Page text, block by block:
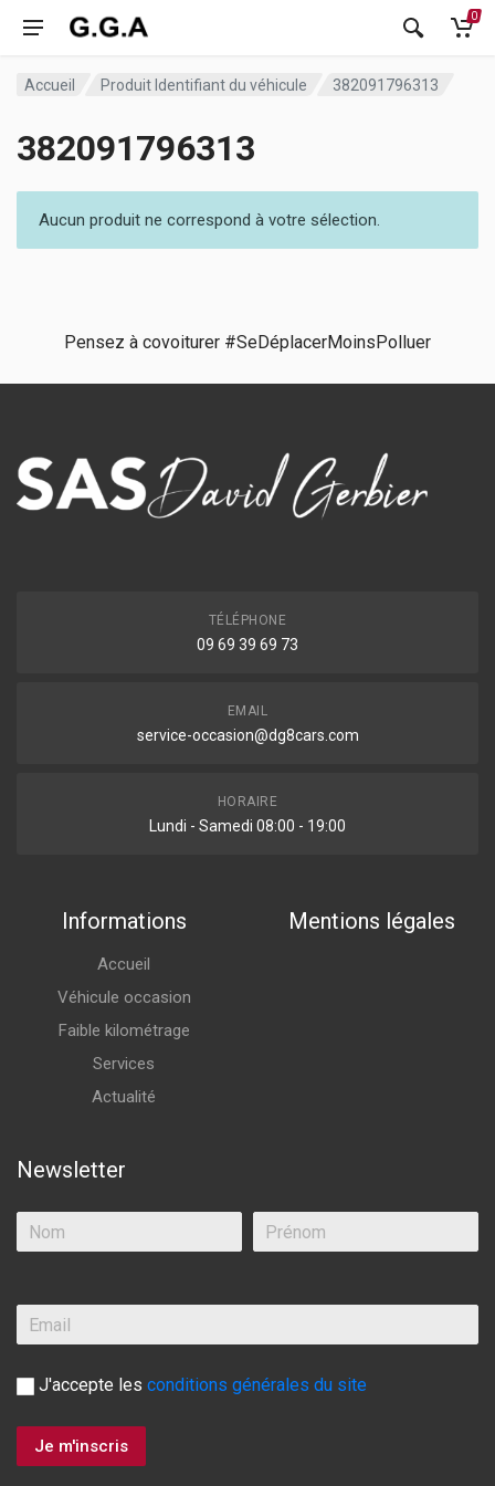
0
Accueil Produit Identifiant du véhicule 382091796313
382091796313
Aucun produit ne correspond à votre sélection.
Pensez à covoiturer #SeDéplacerMoinsPolluer
TÉLÉPHONE
09 69 39 69 73
EMAIL
service-occasion@dg8cars.com
HORAIRE
Lundi - Samedi 08:00 - 19:00
Informations
Accueil
Véhicule occasion
Faible kilométrage
Services
Actualité
Mentions légales
Newsletter
J'accepte les conditions générales du site